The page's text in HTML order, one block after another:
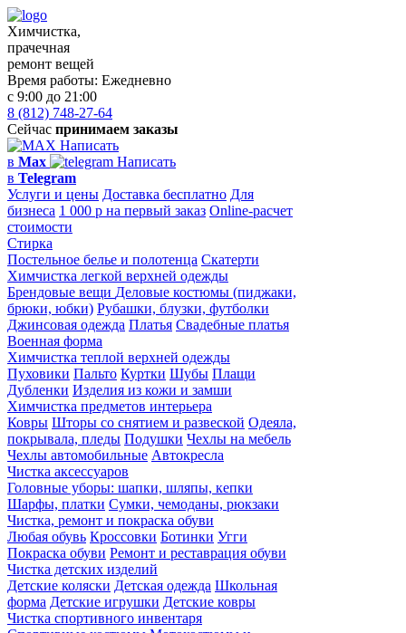
Химчистка,
прачечная
ремонт вещей
Время работы: Ежедневно
с 9:00 до 21:00
8 (812) 748-27-64
Сейчас принимаем заказы
Написать
в Max
Написать
в Telegram
Услуги и цены Доставка бесплатно Для
бизнеса 1 000 р на первый заказ Online-расчет
стоимости
Стирка
Постельное белье и полотенца Скатерти
Химчистка легкой верхней одежды
Брендовые вещи Деловые костюмы (пиджаки,
брюки, юбки) Рубашки, блузки, футболки
Джинсовая одежда Платья Свадебные платья
Военная форма
Химчистка теплой верхней одежды
Пуховики Пальто Куртки Шубы Плащи
Дубленки Изделия из кожи и замши
Химчистка предметов интерьера
Ковры Шторы со снятием и развеской Одеяла,
покрывала, пледы Подушки Чехлы на мебель
Чехлы автомобильные Автокресла
Чистка аксессуаров
Головные уборы: шапки, шляпы, кепки
Шарфы, платки Сумки, чемоданы, рюкзаки
Чистка, ремонт и покраска обуви
Любая обувь Кроссовки Ботинки Угги
Покраска обуви Ремонт и реставрация обуви
Чистка детских изделий
Детские коляски Детская одежда Школьная
форма Детские игрушки Детские ковры
Чистка спортивного инвентаря